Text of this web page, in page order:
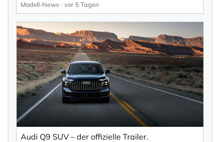
Modell-News vor 5 Tagen
Audi Q9 SUV – der offizielle Trailer.